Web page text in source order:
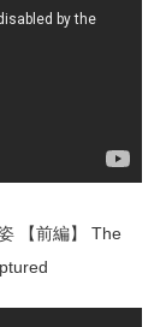
【前編】 The